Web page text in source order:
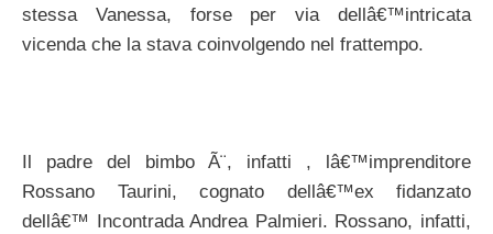
stessa Vanessa, forse per via dellâ€™intricata
vicenda che la stava coinvolgendo nel frattempo.
Il padre del bimbo Ã¨, infatti , lâ€™imprenditore
Rossano Taurini, cognato dellâ€™ex fidanzato
dellâ€™ Incontrada Andrea Palmieri. Rossano, infatti,